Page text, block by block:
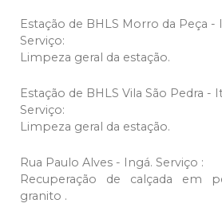
Estação de BHLS Morro da Peça -
Serviço:
Limpeza geral da estação.
Estação de BHLS Vila São Pedra -
Serviço:
Limpeza geral da estação.
Rua Paulo Alves - Ingá. Serviço :
Recuperação de calçada em
granito .